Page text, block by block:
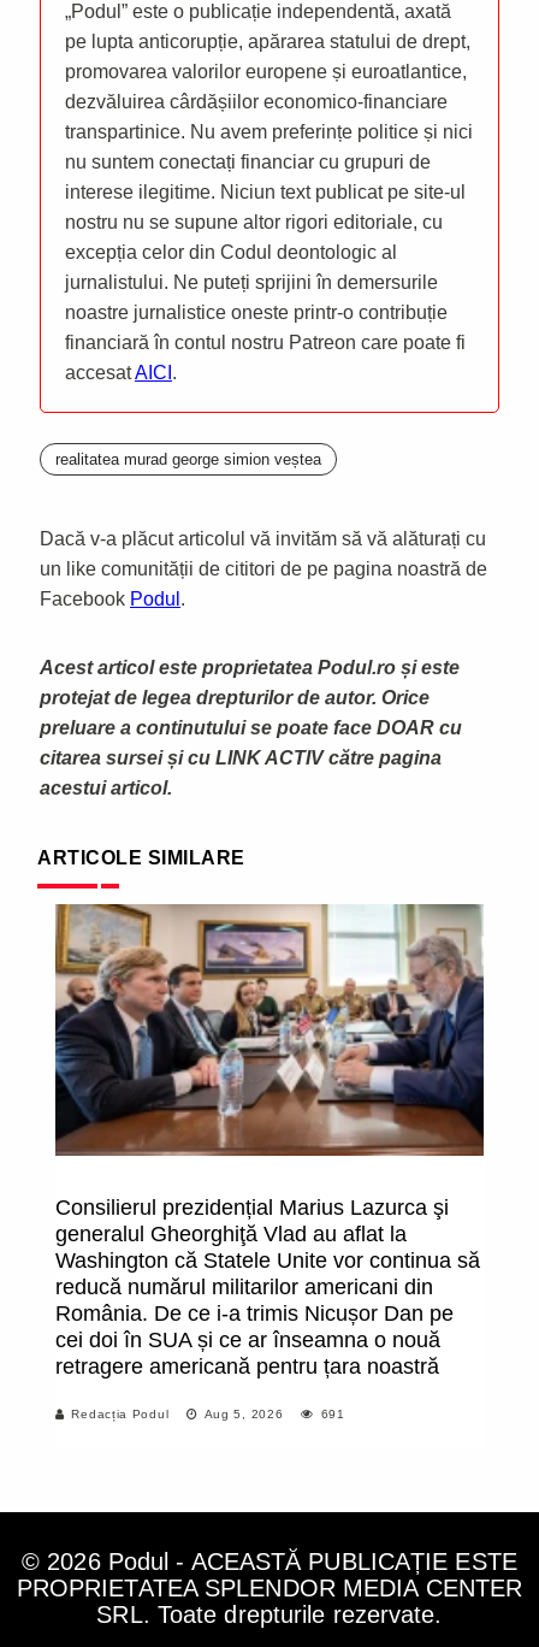
„Podul” este o publicație independentă, axată
pe lupta anticorupție, apărarea statului de drept,
promovarea valorilor europene și euroatlantice,
dezvăluirea cârdășiilor economico-financiare
transpartinice. Nu avem preferințe politice și nici
nu suntem conectați financiar cu grupuri de
interese ilegitime. Niciun text publicat pe site-ul
nostru nu se supune altor rigori editoriale, cu
excepția celor din Codul deontologic al
jurnalistului. Ne puteți sprijini în demersurile
noastre jurnalistice oneste printr-o contribuție
financiară în contul nostru Patreon care poate fi
accesatAICI .
realitatea murad george simion veștea
Dacă v-a plăcut articolul vă invităm să vă alăturați cu
un like comunității de cititori de pe pagina noastră de
Facebook Podul .
Acest articol este proprietatea Podul.ro și este
protejat de legea drepturilor de autor. Orice
preluare a continutului se poate face DOAR cu
citarea sursei și cu LINK ACTIV către pagina
acestui articol.
ARTICOLE SIMILARE
Consilierul prezidențial Marius Lazurca şi
generalul Gheorghiţă Vlad au aflat la
Washington că Statele Unite vor continua să
reducă numărul militarilor americani din
România. De ce i-a trimis Nicușor Dan pe
cei doi în SUA și ce ar înseamna o nouă
retragere americană pentru țara noastră
Redacția Podul Aug 5, 2026 691
© 2026 Podul - ACEASTĂ PUBLICAȚIE ESTE
PROPRIETATEA SPLENDOR MEDIA CENTER
SRL. Toate drepturile rezervate.